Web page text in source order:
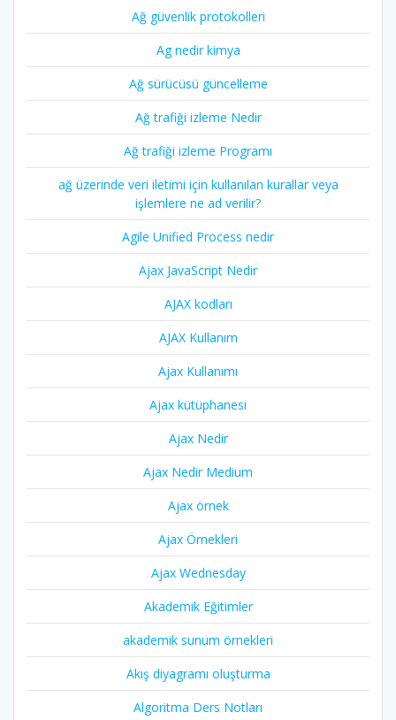
Ağ güvenlik protokolleri
Ag nedir kimya
Ağ sürücüsü güncelleme
Ağ trafiği izleme Nedir
Ağ trafiği izleme Programı
ağ üzerinde veri iletimi için kullanılan kurallar veya
işlemlere ne ad verilir?
Agile Unified Process nedir
Ajax JavaScript Nedir
AJAX kodları
AJAX Kullanım
Ajax Kullanımı
Ajax kütüphanesi
Ajax Nedir
Ajax Nedir Medium
Ajax örnek
Ajax Örnekleri
Ajax Wednesday
Akademik Eğitimler
akademik sunum örnekleri
Akış diyagramı oluşturma
Algoritma Ders Notları